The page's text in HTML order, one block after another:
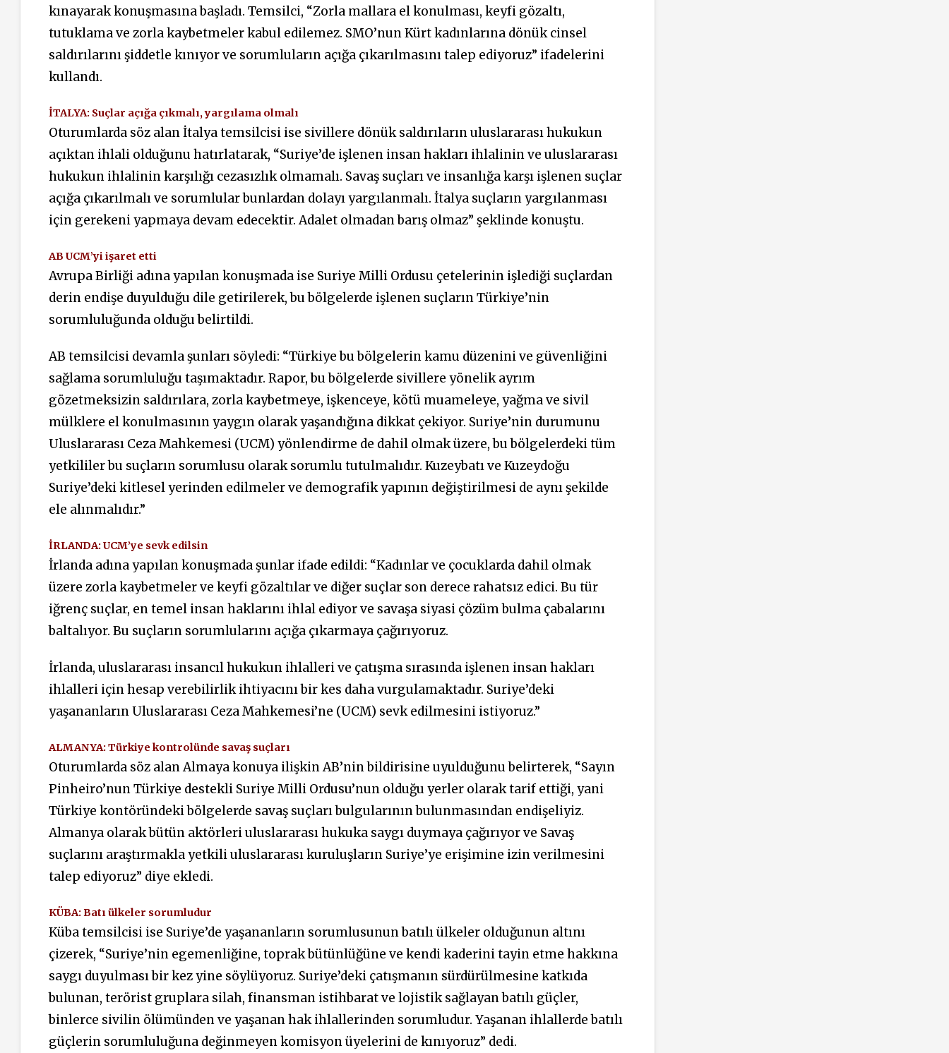
kınayarak konuşmasına başladı. Temsilci, “Zorla mallara el konulması, keyfi gözaltı,
tutuklama ve zorla kaybetmeler kabul edilemez. SMO’nun Kürt kadınlarına dönük cinsel
saldırılarını şiddetle kınıyor ve sorumluların açığa çıkarılmasını talep ediyoruz” ifadelerini
kullandı.
İTALYA: Suçlar açığa çıkmalı, yargılama olmalı
Oturumlarda söz alan İtalya temsilcisi ise sivillere dönük saldırıların uluslararası hukukun
açıktan ihlali olduğunu hatırlatarak, “Suriye’de işlenen insan hakları ihlalinin ve uluslararası
hukukun ihlalinin karşılığı cezasızlık olmamalı. Savaş suçları ve insanlığa karşı işlenen suçlar
açığa çıkarılmalı ve sorumlular bunlardan dolayı yargılanmalı. İtalya suçların yargılanması
için gerekeni yapmaya devam edecektir. Adalet olmadan barış olmaz” şeklinde konuştu.
AB UCM’yi işaret etti
Avrupa Birliği adına yapılan konuşmada ise Suriye Milli Ordusu çetelerinin işlediği suçlardan
derin endişe duyulduğu dile getirilerek, bu bölgelerde işlenen suçların Türkiye’nin
sorumluluğunda olduğu belirtildi.
AB temsilcisi devamla şunları söyledi: “Türkiye bu bölgelerin kamu düzenini ve güvenliğini
sağlama sorumluluğu taşımaktadır. Rapor, bu bölgelerde sivillere yönelik ayrım
gözetmeksizin saldırılara, zorla kaybetmeye, işkenceye, kötü muameleye, yağma ve sivil
mülklere el konulmasının yaygın olarak yaşandığına dikkat çekiyor. Suriye’nin durumunu
Uluslararası Ceza Mahkemesi (UCM) yönlendirme de dahil olmak üzere, bu bölgelerdeki tüm
yetkililer bu suçların sorumlusu olarak sorumlu tutulmalıdır. Kuzeybatı ve Kuzeydoğu
Suriye’deki kitlesel yerinden edilmeler ve demografik yapının değiştirilmesi de aynı şekilde
ele alınmalıdır.”
İRLANDA: UCM’ye sevk edilsin
İrlanda adına yapılan konuşmada şunlar ifade edildi: “Kadınlar ve çocuklarda dahil olmak
üzere zorla kaybetmeler ve keyfi gözaltılar ve diğer suçlar son derece rahatsız edici. Bu tür
iğrenç suçlar, en temel insan haklarını ihlal ediyor ve savaşa siyasi çözüm bulma çabalarını
baltalıyor. Bu suçların sorumlularını açığa çıkarmaya çağırıyoruz.
İrlanda, uluslararası insancıl hukukun ihlalleri ve çatışma sırasında işlenen insan hakları
ihlalleri için hesap verebilirlik ihtiyacını bir kes daha vurgulamaktadır. Suriye’deki
yaşananların Uluslararası Ceza Mahkemesi’ne (UCM) sevk edilmesini istiyoruz.”
ALMANYA: Türkiye kontrolünde savaş suçları
Oturumlarda söz alan Almaya konuya ilişkin AB’nin bildirisine uyulduğunu belirterek, “Sayın
Pinheiro’nun Türkiye destekli Suriye Milli Ordusu’nun olduğu yerler olarak tarif ettiği, yani
Türkiye kontöründeki bölgelerde savaş suçları bulgularının bulunmasından endişeliyiz.
Almanya olarak bütün aktörleri uluslararası hukuka saygı duymaya çağırıyor ve Savaş
suçlarını araştırmakla yetkili uluslararası kuruluşların Suriye’ye erişimine izin verilmesini
talep ediyoruz” diye ekledi.
KÜBA: Batı ülkeler sorumludur
Küba temsilcisi ise Suriye’de yaşananların sorumlusunun batılı ülkeler olduğunun altını
çizerek, “Suriye’nin egemenliğine, toprak bütünlüğüne ve kendi kaderini tayin etme hakkına
saygı duyulması bir kez yine söylüyoruz. Suriye’deki çatışmanın sürdürülmesine katkıda
bulunan, terörist gruplara silah, finansman istihbarat ve lojistik sağlayan batılı güçler,
binlerce sivilin ölümünden ve yaşanan hak ihlallerinden sorumludur. Yaşanan ihlallerde batılı
güçlerin sorumluluğuna değinmeyen komisyon üyelerini de kınıyoruz” dedi.